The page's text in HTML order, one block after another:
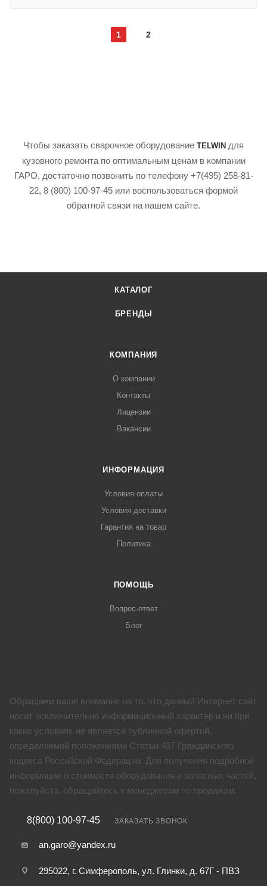
1 2
Чтобы заказать сварочное оборудование TELWIN для
кузовного ремонта по оптимальным ценам в компании
ГАРО, достаточно позвонить по телефону +7(495) 258-81-
22, 8 (800) 100-97-45 или воспользоваться формой
обратной связи на нашем сайте.
КАТАЛОГ
БРЕНДЫ
КОМПАНИЯ
О компании
Контакты
Лицензии
Вакансии
ИНФОРМАЦИЯ
Условия оплаты
Условия доставки
Гарантия на товар
Политика
ПОМОЩЬ
Вопрос-ответ
Блог
Обращаем ваше внимание на то, что данный Интернет сайт
носит исключительно информационный характер и ни при
каких условиях не является публичной офертой,
определяемой положениями Статьи 437 Гражданского
кодекса Российской Федерации. Для получения подробной
информации о стоимости оборудования и запасных частей,
пожалуйста, обращайтесь к менеджерам по продажам.
8(800) 100-97-45 ЗАКАЗАТЬ ЗВОНОК
an.garo@yandex.ru
295022, г. Симферополь, ул. Глинки, д. 67Г - ПВЗ